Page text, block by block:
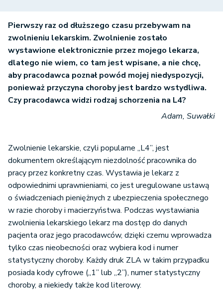
Pierwszy raz od dłuższego czasu przebywam na
zwolnieniu lekarskim. Zwolnienie zostało
wystawione elektronicznie przez mojego lekarza,
dlatego nie wiem, co tam jest wpisane, a nie chcę,
aby pracodawca poznał powód mojej niedyspozycji,
ponieważ przyczyna choroby jest bardzo wstydliwa.
Czy pracodawca widzi rodzaj schorzenia na L4?
Adam, Suwałki
Zwolnienie lekarskie, czyli popularne „L4”, jest
dokumentem określającym niezdolność pracownika do
pracy przez konkretny czas. Wystawia je lekarz z
odpowiednimi uprawnieniami, co jest uregulowane ustawą
o świadczeniach pieniężnych z ubezpieczenia społecznego
w razie choroby i macierzyństwa. Podczas wystawiania
zwolnienia lekarskiego lekarz ma dostęp do danych
pacjenta oraz jego pracodawców, dzięki czemu wprowadza
tylko czas nieobecności oraz wybiera kod i numer
statystyczny choroby. Każdy druk ZLA w takim przypadku
posiada kody cyfrowe („1” lub „2”), numer statystyczny
choroby, a niekiedy także kod literowy.